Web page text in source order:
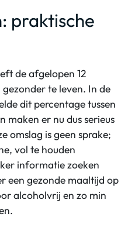
praktische
de afgelopen 12
te leven. In de
dit percentage tussen
maken er nu dus serieus
omslag is geen sprake;
vol te houden
informatie zoeken
een gezonde maaltijd op
alcoholvrij en zo min